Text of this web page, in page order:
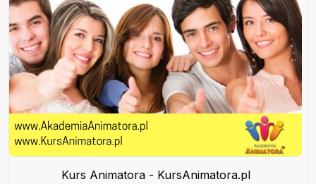
Kurs Animatora - KursAnimatora.pl